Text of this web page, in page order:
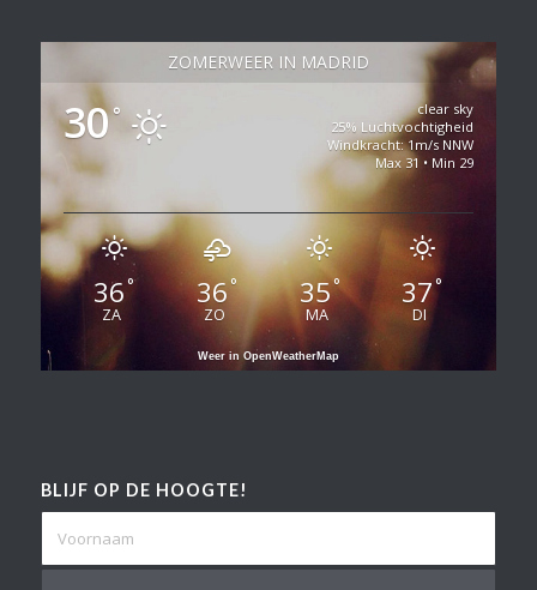
ZOMERWEER IN MADRID
30°
clear sky
25% Luchtvochtigheid
Windkracht: 1m/s NNW
Max 31 • Min 29
36°
ZA
36°
ZO
35°
MA
37°
DI
Weer in OpenWeatherMap
BLIJF OP DE HOOGTE!